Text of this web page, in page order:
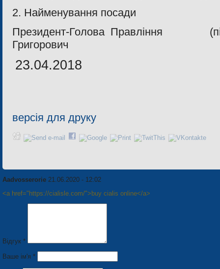
2. Найменування посади
Президент-Голова Правлiння
Григорович
23.04.2018
версія для друку
Aadvosserorie 21.06.2020 - 12:02
<a href="https://cialisle.com/">buy cialis online</a>
Відгук *
Ваше ім'я *